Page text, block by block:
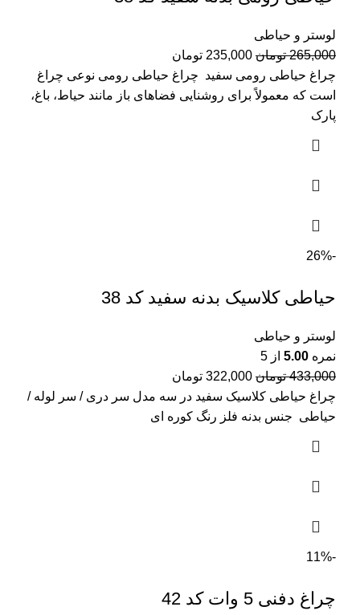
لوستر و حیاطی
265,000 تومان قیمت
اصلی:
265,000 تومان
235,000 تومان
فعلی:
235,000 تومان.
چراغ حیاطی رومی سفید چراغ حیاطی رومی نوعی چراغ
است که معمولاً برای روشنایی فضاهای باز مانند حیاط، باغ،
پارک
-26%
حیاطی کلاسیک بدنه سفید کد 38
لوستر و حیاطی
نمره 5.00 از 5
433,000 تومان قیمت
اصلی:
433,000 تومان
322,000 تومان
فعلی:
322,000 تومان.
چراغ حیاطی کلاسیک سفید در سه مدل سر دری / سر لوله /
حیاطی جنس بدنه فلز رنگ کوره ای
-11%
چراغ دفنی 5 وات کد 42